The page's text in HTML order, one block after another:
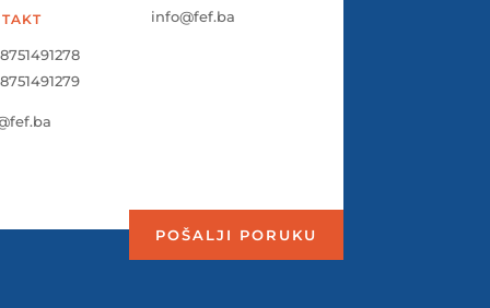
info@fef.ba
POŠALJI PORUKU